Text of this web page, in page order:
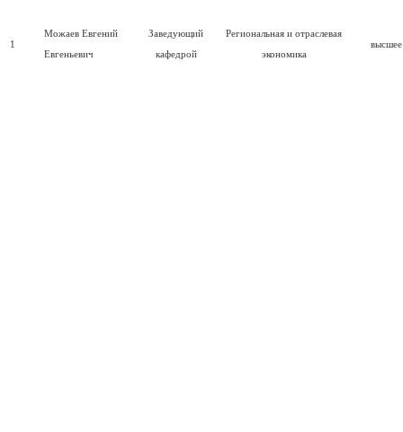
1
Можаев Евгений
Евгеньевич
Заведующий
кафедрой
Региональная и отраслевая
экономика
высшее